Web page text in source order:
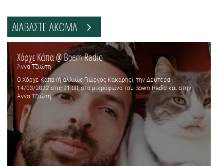
ΔΙΑΒΑΣΤΕ ΑΚΟΜΑ
Χόρχε Κάπα @ Boem Radio
Άννα Τζιώτη
Ο Χόρχε Κάπα (ή αλλιώς Γιώργος Κάκαρης), την Δευτέρα
14/03/2022 στις 21:00, στα μικρόφωνα του Boem Radio και στην
Άννα Τζιώτη.